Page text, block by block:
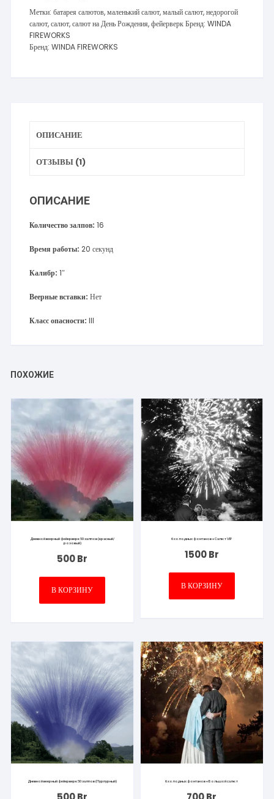
Метки:батарея салютов,маленький салют,малый салют,недорогой
салют,салют,салют на День Рождения,фейерверкБренд:WINDA
FIREWORKS
Бренд:WINDA FIREWORKS
ОПИСАНИЕ
ОТЗЫВЫ (1)
ОПИСАНИЕ
Количество залпов: 16
Время работы: 20 секунд
Калибр: 1″
Веерные вставки: Нет
Класс опасности: III
ПОХОЖИЕ
Дневной веерный фейерверк 50 залпов (красный/
розовый)
500Br
В КОРЗИНУ
6 холодных фонтанов + Салют VIP
1500Br
В КОРЗИНУ
Дневной веерный фейерверк 50 залпов (Пурпурный) 6 холодных фонтанов + Большой салют